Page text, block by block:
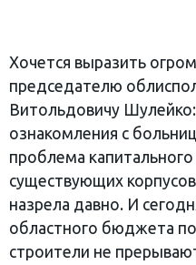
Хочется выразить
председателю
Витольдовичу
ознакомления с
проблема
существующих
назрела давно. И
областного бюджета
строители не